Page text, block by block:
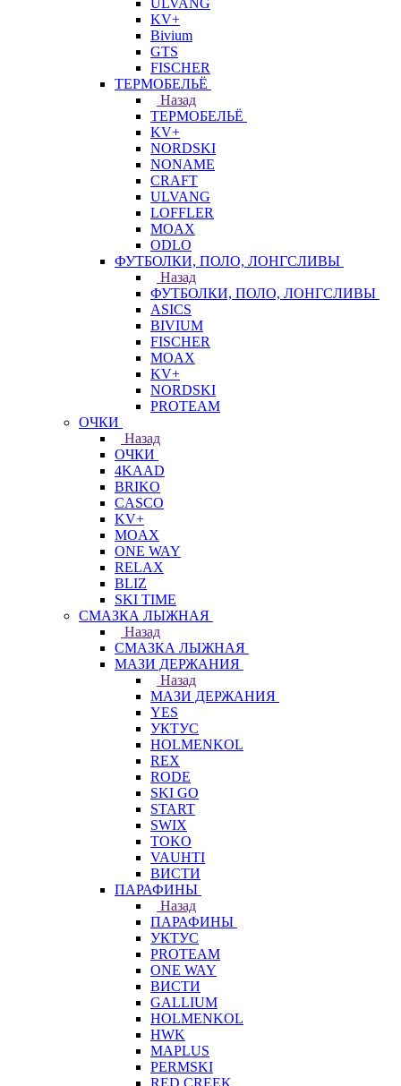
ULVANG
KV+
Bivium
GTS
FISCHER
ТЕРМОБЕЛЬЁ
Назад
ТЕРМОБЕЛЬЁ
KV+
NORDSKI
NONAME
CRAFT
ULVANG
LOFFLER
MOAX
ODLO
ФУТБОЛКИ, ПОЛО, ЛОНГСЛИВЫ
Назад
ФУТБОЛКИ, ПОЛО, ЛОНГСЛИВЫ
ASICS
BIVIUM
FISCHER
MOAX
KV+
NORDSKI
PROTEAM
ОЧКИ
Назад
ОЧКИ
4KAAD
BRIKO
CASCO
KV+
MOAX
ONE WAY
RELAX
BLIZ
SKI TIME
СМАЗКА ЛЫЖНАЯ
Назад
СМАЗКА ЛЫЖНАЯ
МАЗИ ДЕРЖАНИЯ
Назад
МАЗИ ДЕРЖАНИЯ
YES
УКТУС
HOLMENKOL
REX
RODE
SKI GO
START
SWIX
TOKO
VAUHTI
ВИСТИ
ПАРАФИНЫ
Назад
ПАРАФИНЫ
УКТУС
PROTEAM
ONE WAY
ВИСТИ
GALLIUM
HOLMENKOL
HWK
MAPLUS
PERMSKI
RED CREEK